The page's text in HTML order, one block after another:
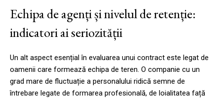
Echipa de agenți și nivelul de retenție:
indicatori ai seriozității
Un alt aspect esențial în evaluarea unui contract este legat de
oamenii care formează echipa de teren. O companie cu un
grad mare de fluctuație a personalului ridică semne de
întrebare legate de formarea profesională, de loialitatea față